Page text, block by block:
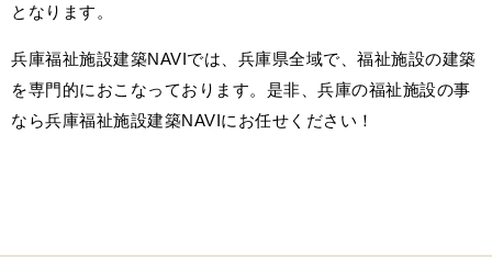
となります。
兵庫福祉施設建築NAVIでは、兵庫県全域で、福祉施設の建築
を専門的におこなっております。是非、兵庫の福祉施設の事
なら兵庫福祉施設建築NAVIにお任せください！